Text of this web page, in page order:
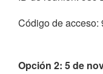
Código de acceso:
Opción 2: 5 de